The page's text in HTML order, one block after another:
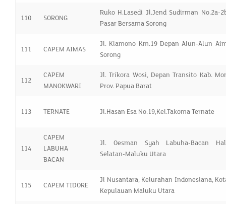
110 SORONG
Ruko H.Lasedi Jl.Jend Sudirman No.2a-
Pasar Bersama Sorong
111 CAPEM AIMAS
Jl. Klamono Km.19 Depan Alun-Alun
Sorong
112
CAPEM
MANOKWARI
Jl. Trikora Wosi, Depan Transito Kab.
Prov. Papua Barat
113 TERNATE Jl.Hasan Esa No.19,Kel.Takoma Ternate
114
CAPEM
LABUHA
BACAN
Jl. Oesman Syah Labuha-Bacan
Selatan-Maluku Utara
115 CAPEM TIDORE
Jl Nusantara, Kelurahan Indonesiana,
Kepulauan Maluku Utara